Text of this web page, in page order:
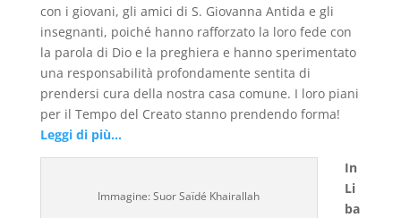
con i giovani, gli amici di S. Giovanna Antida e gli
insegnanti, poiché hanno rafforzato la loro fede con
la parola di Dio e la preghiera e hanno sperimentato
una responsabilità profondamente sentita di
prendersi cura della nostra casa comune. I loro piani
per il Tempo del Creato stanno prendendo forma!
Leggi di più…
Immagine: Suor Saïdé Khairallah
In
Li
ba